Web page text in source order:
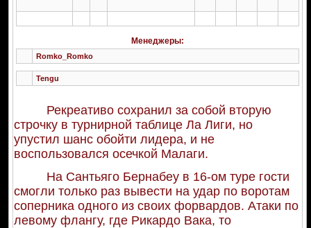
Менеджеры:
Romko_Romko
Tengu
Рекреативо сохранил за собой вторую
строчку в турнирной таблице Ла Лиги, но
упустил шанс обойти лидера, и не
воспользовался осечкой Малаги.
На Сантьяго Бернабеу в 16-ом туре гости
смогли только раз вывести на удар по воротам
соперника одного из своих форвардов. Атаки по
левому флангу, где Рикардо Вака, то